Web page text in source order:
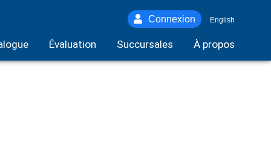
Connexion English
Évaluation Succursales À propos